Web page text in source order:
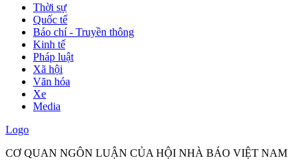
Thời sự
Quốc tế
Báo chí - Truyền thông
Kinh tế
Pháp luật
Xã hội
Văn hóa
Xe
Media
Logo
CƠ QUAN NGÔN LUẬN CỦA HỘI NHÀ BÁO VIỆT NAM